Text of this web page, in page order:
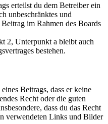
erteilst du dem Betreiber ein
unbeschränktes und
im Rahmen des Boards
2, Unterpunkt a bleibt auch
bestehen.
Beitrags, dass er keine
Recht oder die guten
dass du das Recht
verwendeten Links und Bilder